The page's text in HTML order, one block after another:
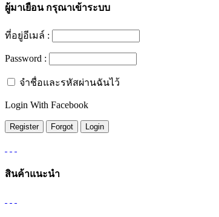
ผู้มาเยือนกรุณาเข้าระบบ
ที่อยู่อีเมล์ :
Password :
จำชื่อและรหัสผ่านฉันไว้
Login With Facebook
สินค้าแนะนำ